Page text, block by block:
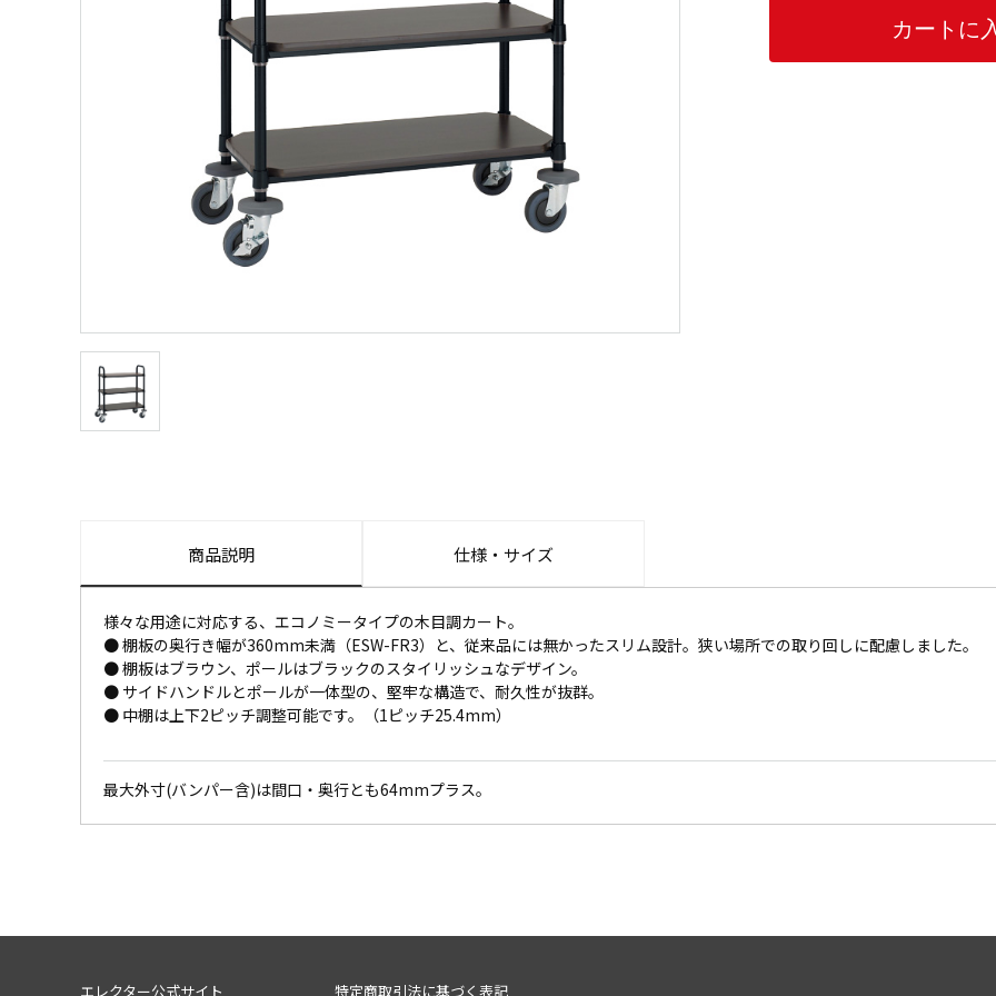
商品説明 仕様・サイズ
様々な用途に対応する、エコノミータイプの木目調カート。
● 棚板の奥行き幅が360mm未満（ESW-FR3）と、従来品には無かったスリム設計。狭い場所での取り回しに配慮しました。
● 棚板はブラウン、ポールはブラックのスタイリッシュなデザイン。
● サイドハンドルとポールが一体型の、堅牢な構造で、耐久性が抜群。
● 中棚は上下2ピッチ調整可能です。（1ピッチ25.4mm）
最大外寸(バンパー含)は間口・奥行とも64mmプラス。
エレクター公式サイト 特定商取引法に基づく表記